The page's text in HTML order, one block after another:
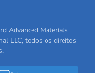
Advanced Materials
LLC, todos os direitos